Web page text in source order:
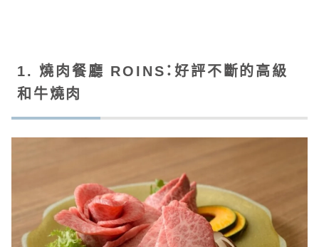
1. 燒肉餐廳 ROINS：好評不斷的高級
和牛燒肉